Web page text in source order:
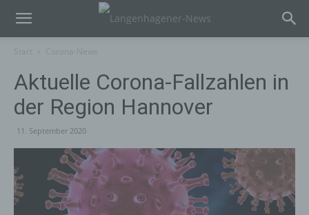
Aktuelle Corona-Fallzahlen in
der Region Hannover
11. September 2020